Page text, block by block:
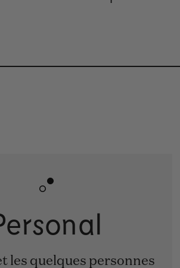
les quelques personnes